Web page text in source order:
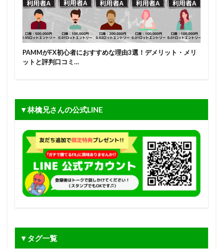
PAMMがFX初心者におすすめな理由3選！デメリット・メリ
ットと評判口コミ…
▼林檎兄さんの公式LINE
▼タグ一覧